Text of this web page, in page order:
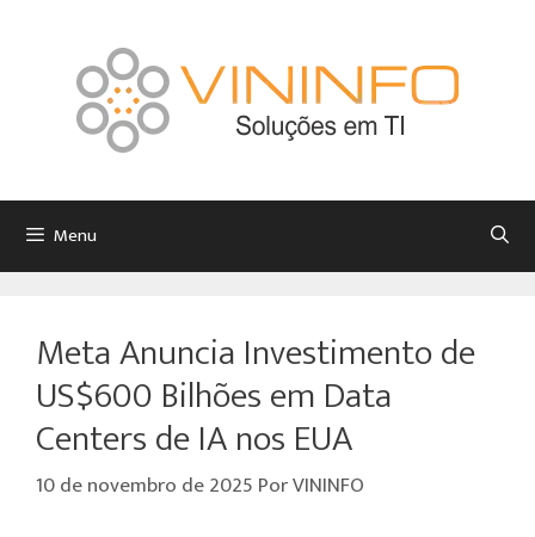
Menu
Meta Anuncia Investimento de
US$600 Bilhões em Data
Centers de IA nos EUA
10 de novembro de 2025 PorVININFO